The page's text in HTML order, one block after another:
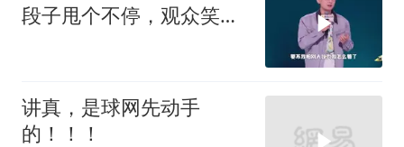
段子甩个不停，观众笑到
讲真，是球网先动手
的！！！